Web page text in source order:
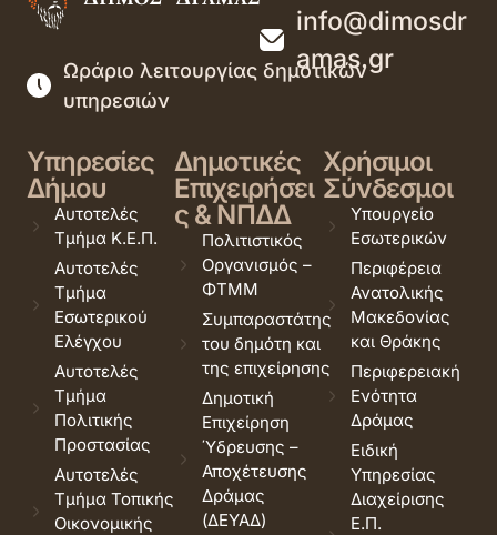
info@dimosdr
amas.gr
Ωράριο λειτουργίας δημοτικών
υπηρεσιών
Υπηρεσίες
Δήμου
Αυτοτελές
Τμήμα Κ.Ε.Π.
Αυτοτελές
Τμήμα
Εσωτερικού
Ελέγχου
Αυτοτελές
Τμήμα
Πολιτικής
Προστασίας
Αυτοτελές
Τμήμα Τοπικής
Οικονομικής
Δημοτικές
Επιχειρήσει
ς & ΝΠΔΔ
Πολιτιστικός
Οργανισμός –
ΦΤΜΜ
Συμπαραστάτης
του δημότη και
της επιχείρησης
Δημοτική
Επιχείρηση
Ύδρευσης –
Αποχέτευσης
Δράμας
(ΔΕΥΑΔ)
Χρήσιμοι
Σύνδεσμοι
Υπουργείο
Εσωτερικών
Περιφέρεια
Ανατολικής
Μακεδονίας
και Θράκης
Περιφερειακή
Ενότητα
Δράμας
Ειδική
Υπηρεσίας
Διαχείρισης
Ε.Π.